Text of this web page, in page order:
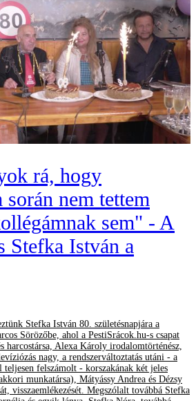
rá, hogy
nem tettem
sem" - A
Stefka István a
Stefka István 80. születésnapjára a
Sörözőbe, ahol a PestiSrácok.hu-s csapat
harcostársa, Alexa Károly irodalomtörténész,
nagy, a rendszerváltoztatás utáni - a
felszámolt - korszakának két jeles
munkatársa), Mátyássy Andrea és Dézsy
visszaemlékezését. Megszólalt továbbá Stefka